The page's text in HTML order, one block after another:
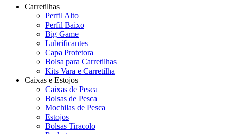
Carretilhas
Perfil Alto
Perfil Baixo
Big Game
Lubrificantes
Capa Protetora
Bolsa para Carretilhas
Kits Vara e Carretilha
Caixas e Estojos
Caixas de Pesca
Bolsas de Pesca
Mochilas de Pesca
Estojos
Bolsas Tiracolo